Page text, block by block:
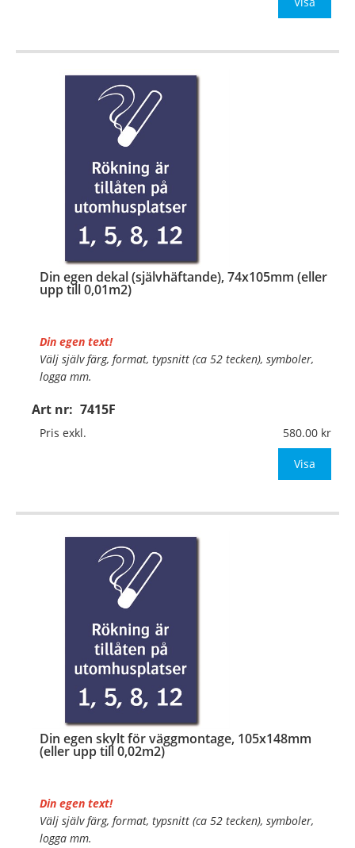
Din egen dekal (självhäftande), 74x105mm (eller
upp till 0,01m2)
Art nr: 7415F
Din egen text!
Välj själv färg, format, typsnitt (ca 52 tecken), symboler,
logga mm.
Material:Självhäftande folie
Mått:74x105mm (eller annat mått upp till 0,01m²)
Pris exkl. 580.00
Visa
Din egen skylt för väggmontage, 105x148mm
(eller upp till 0,02m2)
Din egen text!
Välj själv färg, format, typsnitt (ca 52 tecken), symboler,
logga mm.